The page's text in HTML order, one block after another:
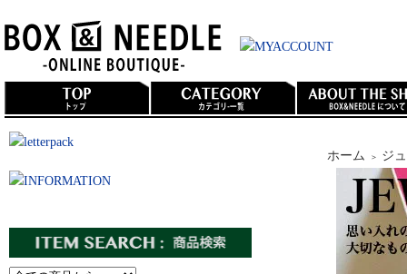
ホーム ＞ ジ